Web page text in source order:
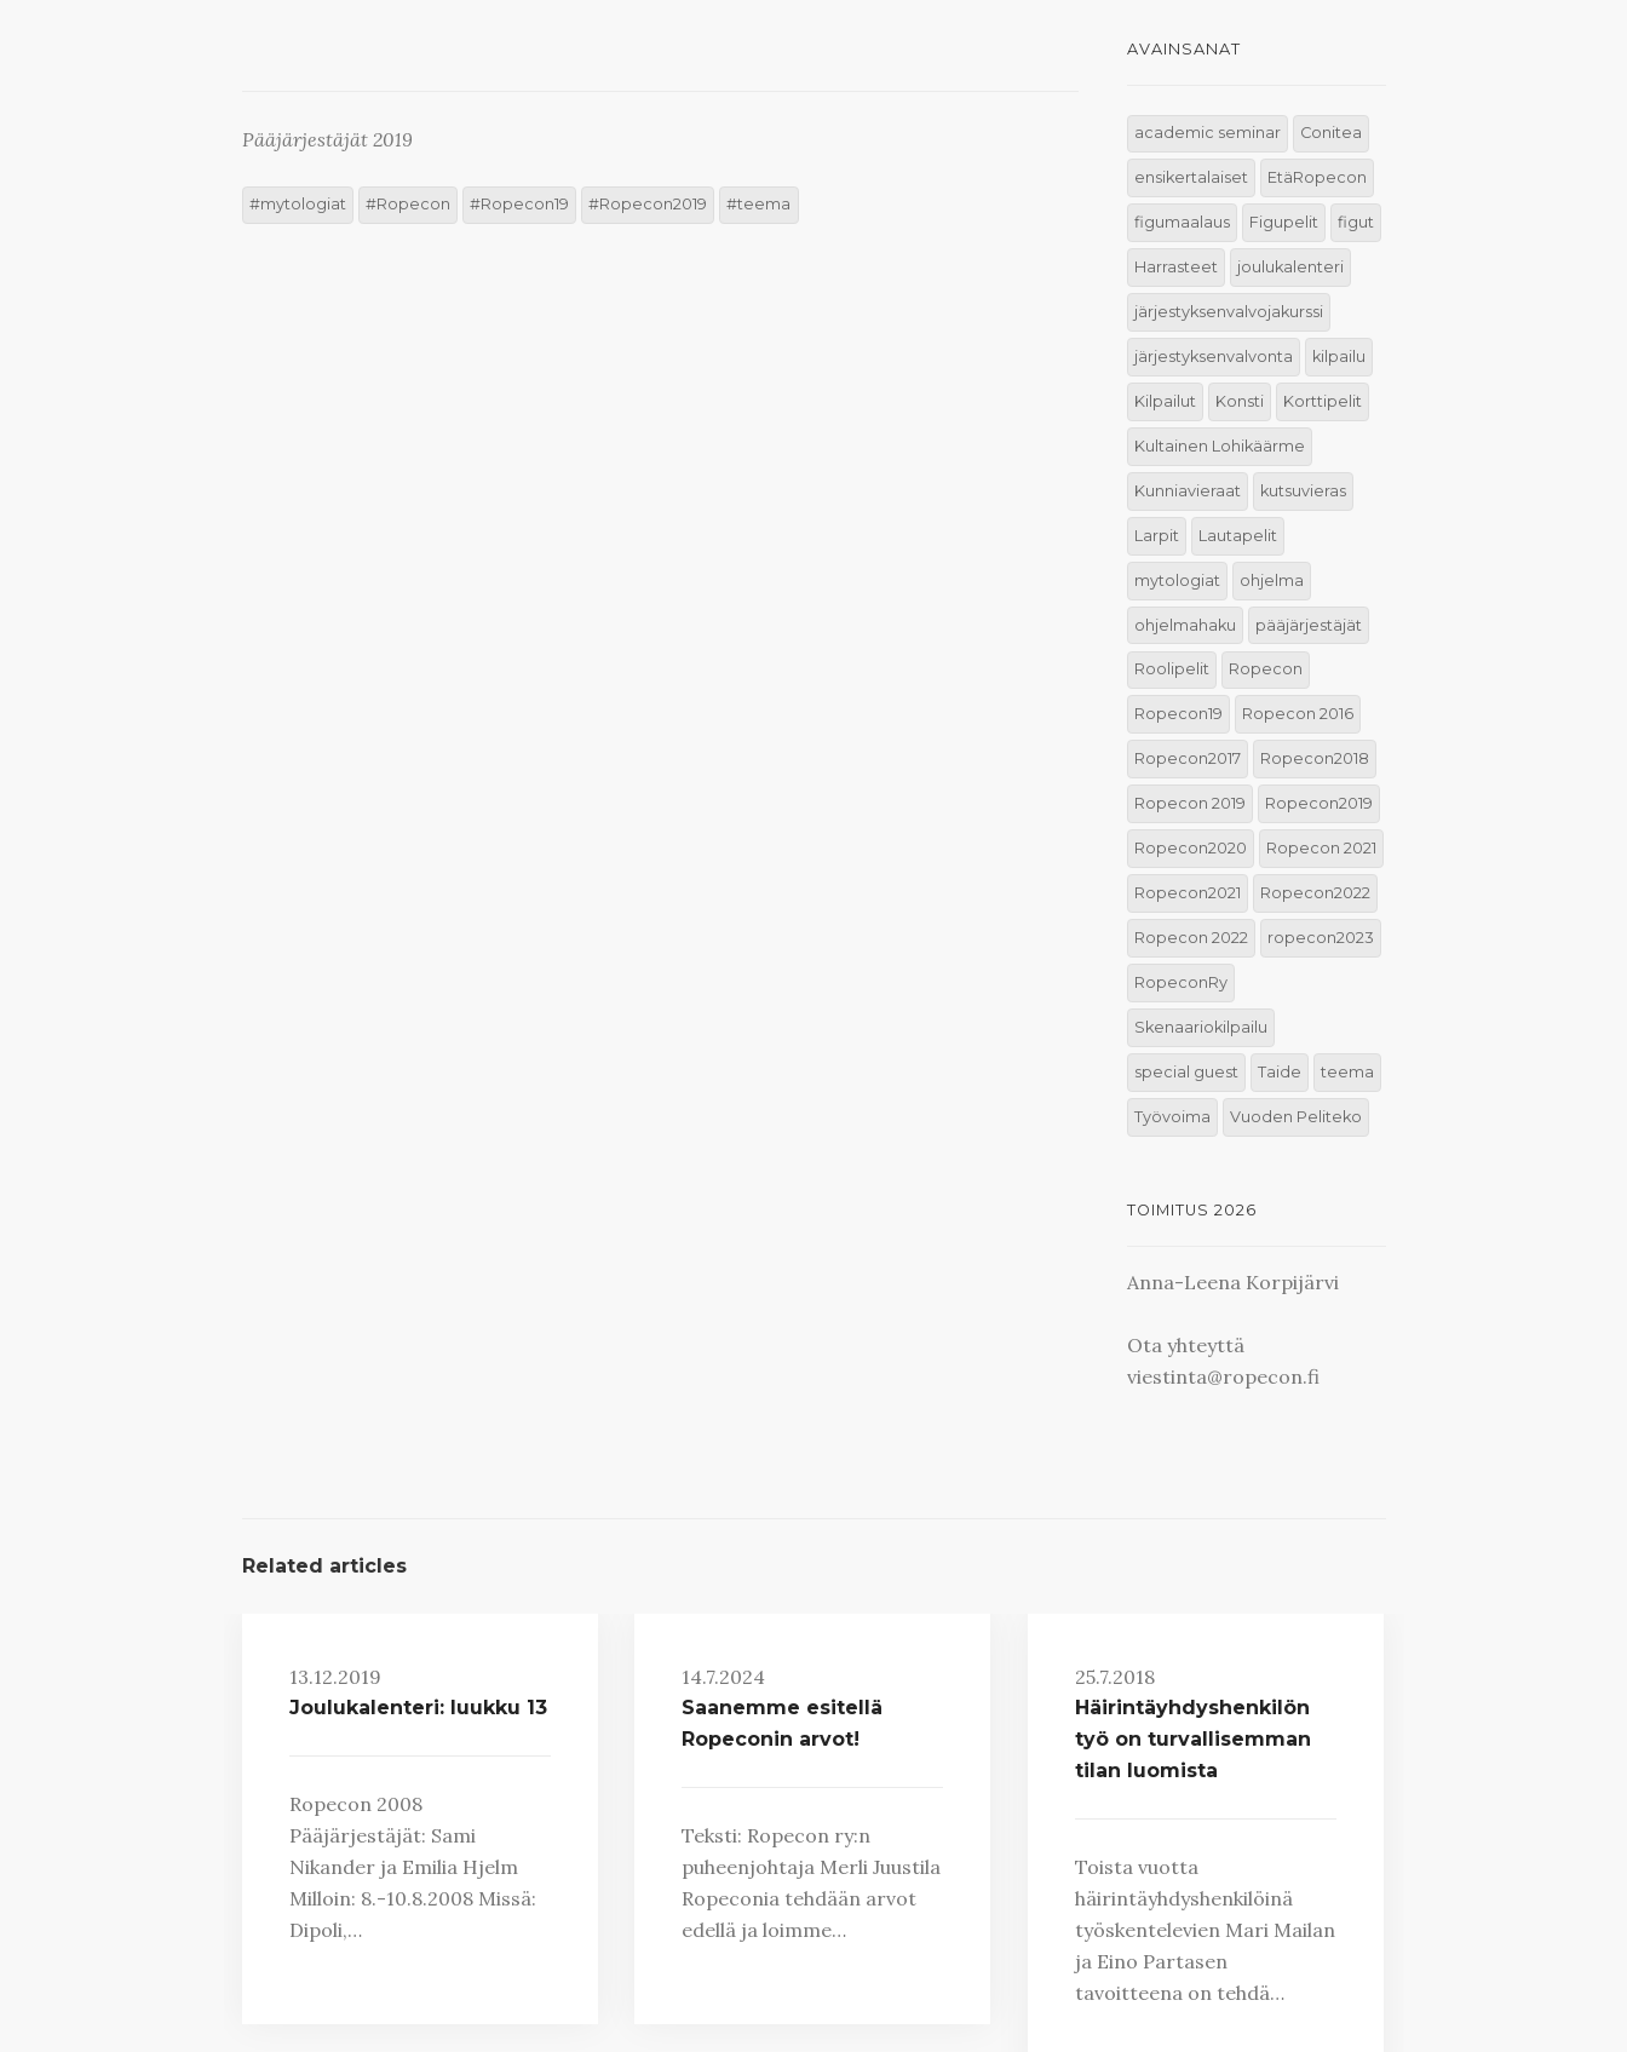
Pääjärjestäjät 2019
mytologiat Ropecon Ropecon19 Ropecon2019 teema
AVAINSANAT
academic seminar Conitea
ensikertalaiset EtäRopecon
figumaalaus Figupelit figut
Harrasteet joulukalenteri
järjestyksenvalvojakurssi
järjestyksenvalvonta kilpailu
Kilpailut Konsti Korttipelit
Kultainen Lohikäärme
Kunniavieraat kutsuvieras
Larpit Lautapelit
mytologiat ohjelma
ohjelmahaku pääjärjestäjät
Roolipelit Ropecon
Ropecon19 Ropecon 2016
Ropecon2017 Ropecon2018
Ropecon 2019 Ropecon2019
Ropecon2020 Ropecon 2021
Ropecon2021 Ropecon2022
Ropecon 2022 ropecon2023
RopeconRy
Skenaariokilpailu
special guest Taide teema
Työvoima Vuoden Peliteko
TOIMITUS 2026
Anna-Leena Korpijärvi
Ota yhteyttä
viestinta@ropecon.fi
Related articles
13.12.2019
Joulukalenteri: luukku 13
Ropecon 2008
Pääjärjestäjät: Sami
Nikander ja Emilia Hjelm
Milloin: 8.-10.8.2008 Missä:
Dipoli,…
14.7.2024
Saanemme esitellä
Ropeconin arvot!
Teksti: Ropecon ry:n
puheenjohtaja Merli Juustila
Ropeconia tehdään arvot
edellä ja loimme…
25.7.2018
Häirintäyhdyshenkilön
työ on turvallisemman
tilan luomista
Toista vuotta
häirintäyhdyshenkilöinä
työskentelevien Mari Mailan
ja Eino Partasen
tavoitteena on tehdä…